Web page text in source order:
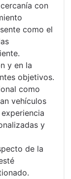
con
como el
y en la
objetivos.
como
vehículos
y
de la